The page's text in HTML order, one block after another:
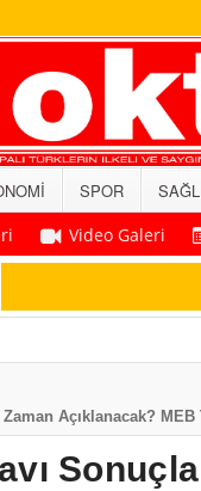
SPOR
Video Galeri
Zaman Açıklanacak?